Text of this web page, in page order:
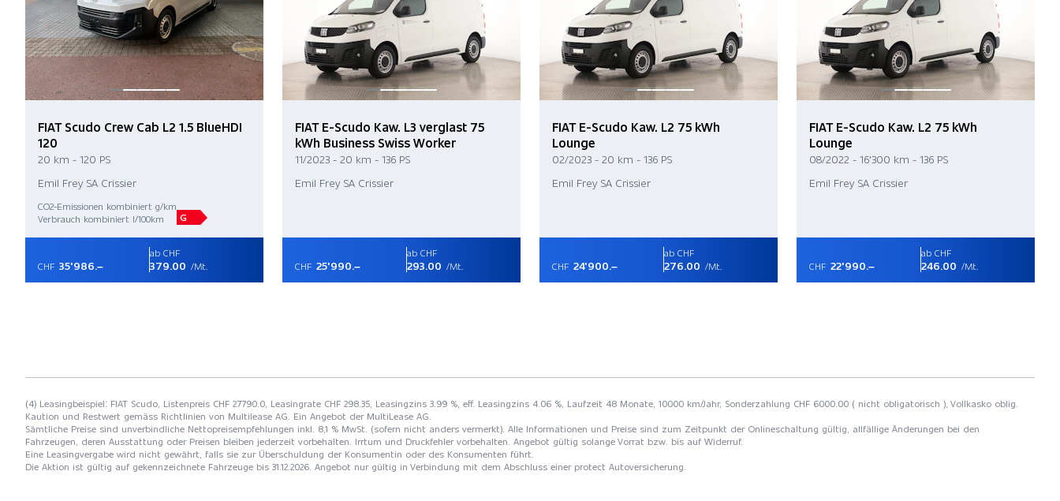
FIAT Scudo Crew Cab L2 1.5 BlueHDI
120
20 km - 120 PS
Emil Frey SA Crissier
CO2-Emissionen kombiniert g/km
Verbrauch kombiniert l/100km
G
CHF 35'986.–
ab CHF
379.00 /Mt.
FIAT E-Scudo Kaw. L3 verglast 75
kWh Business Swiss Worker
11/2023 - 20 km - 136 PS
Emil Frey SA Crissier
CHF 25'990.–
ab CHF
293.00 /Mt.
FIAT E-Scudo Kaw. L2 75 kWh
Lounge
02/2023 - 20 km - 136 PS
Emil Frey SA Crissier
CHF 24'900.–
ab CHF
276.00 /Mt.
FIAT E-Scudo Kaw. L2 75 kWh
Lounge
08/2022 - 16'300 km - 136 PS
Emil Frey SA Crissier
CHF 22'990.–
ab CHF
246.00 /Mt.
(4) Leasingbeispiel: FIAT Scudo, Listenpreis CHF 27790.0, Leasingrate CHF 298.35, Leasingzins 3.99 %, eff. Leasingzins 4.06 %, Laufzeit 48 Monate, 10000 km/Jahr, Sonderzahlung CHF 6000.00 ( nicht obligatorisch ), Vollkasko oblig.
Kaution und Restwert gemäss Richtlinien von Multilease AG. Ein Angebot der MultiLease AG.
Sämtliche Preise sind unverbindliche Nettopreisempfehlungen inkl. 8,1 % MwSt. (sofern nicht anders vermerkt). Alle Informationen und Preise sind zum Zeitpunkt der Onlineschaltung gültig, allfällige Änderungen bei den
Fahrzeugen, deren Ausstattung oder Preisen bleiben jederzeit vorbehalten. Irrtum und Druckfehler vorbehalten. Angebot gültig solange Vorrat bzw. bis auf Widerruf.
Eine Leasingvergabe wird nicht gewährt, falls sie zur Überschuldung der Konsumentin oder des Konsumenten führt.
Die Aktion ist gültig auf gekennzeichnete Fahrzeuge bis 31.12.2026. Angebot nur gültig in Verbindung mit dem Abschluss einer protect Autoversicherung.